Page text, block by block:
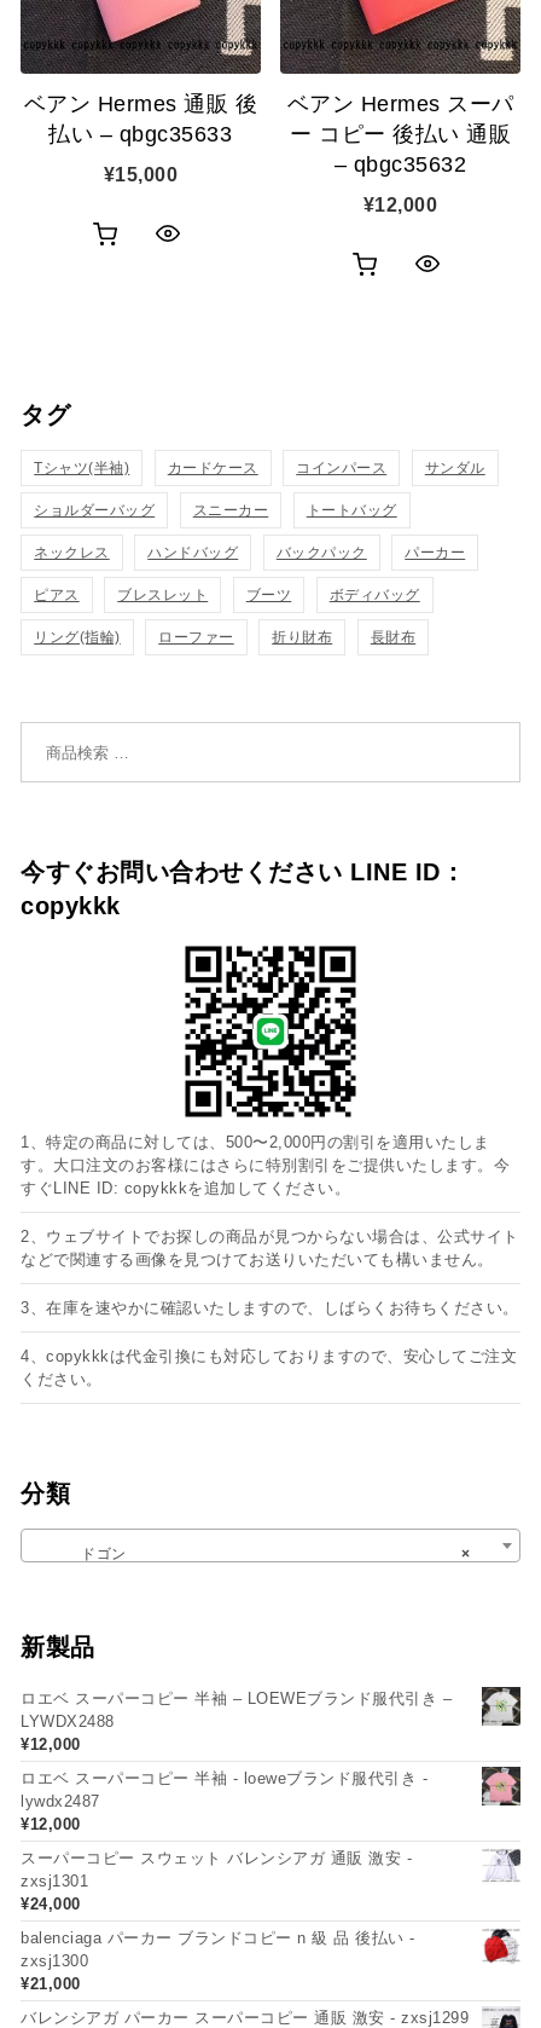
ベアン Hermes 通販 後
払い – qbgc35633
¥15,000
ベアン Hermes スーパ
ー コピー 後払い 通販
– qbgc35632
¥12,000
タグ
Tシャツ(半袖) カードケース コインパース サンダル
ショルダーバッグ スニーカー トートバッグ
ネックレス ハンドバッグ バックパック パーカー
ピアス ブレスレット ブーツ ボディバッグ
リング(指輪) ローファー 折り財布 長財布
今すぐお問い合わせください LINE ID：
copykkk
1、特定の商品に対しては、500〜2,000円の割引を適用いたしま
す。大口注文のお客様にはさらに特別割引をご提供いたします。今
すぐLINE ID: copykkkを追加してください。
2、ウェブサイトでお探しの商品が見つからない場合は、公式サイト
などで関連する画像を見つけてお送りいただいても構いません。
3、在庫を速やかに確認いたしますので、しばらくお待ちください。
4、copykkkは代金引換にも対応しておりますので、安心してご注文
ください。
分類
×
ドゴン
新製品
ロエベ スーパーコピー 半袖 – LOEWEブランド服代引き –
LYWDX2488
¥12,000
ロエベ スーパーコピー 半袖 - loeweブランド服代引き -
lywdx2487
¥12,000
スーパーコピー スウェット バレンシアガ 通販 激安 -
zxsj1301
¥24,000
balenciaga パーカー ブランドコピー n 級 品 後払い -
zxsj1300
¥21,000
バレンシアガ パーカー スーパーコピー 通販 激安 - zxsj1299